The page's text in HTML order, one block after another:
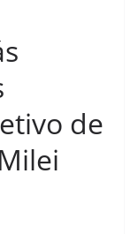
de